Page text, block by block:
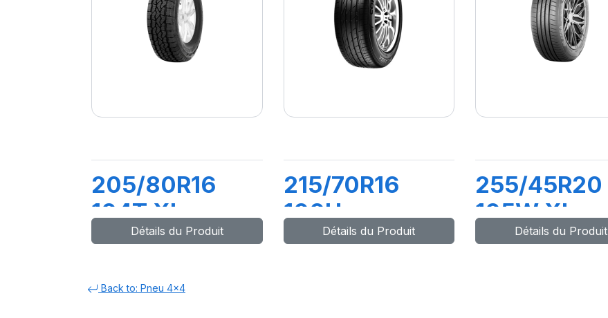
205/80R16
104T XL
COMPETUS
Détails du Produit
215/70R16
100H
COMPETUS
Détails du Produit
255/45R20
105W XL
COMPETUS
Détails du Produit
Back to: Pneu 4x4